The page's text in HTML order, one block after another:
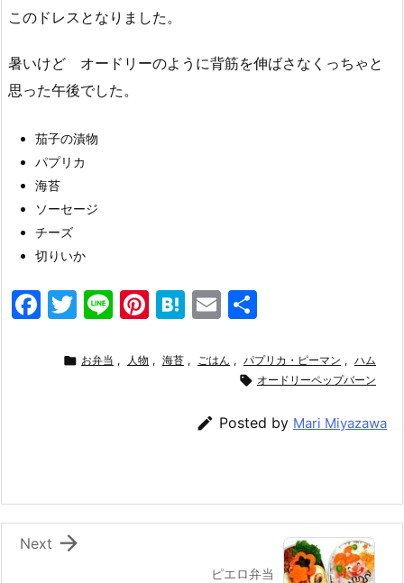
このドレスとなりました。
暑いけど オードリーのように背筋を伸ばさなくっちゃと
思った午後でした。
茄子の漬物
パプリカ
海苔
ソーセージ
チーズ
切りいか
F
k
T
itt
Li
e
Pi
er
H
e
a
E
ai
 お弁当 , 人物 , 海苔 , ごはん , パプリカ・ピーマン , ハム
 オードリーペップバーン
 Posted by Mari Miyazawa
ピエロ弁当

Next